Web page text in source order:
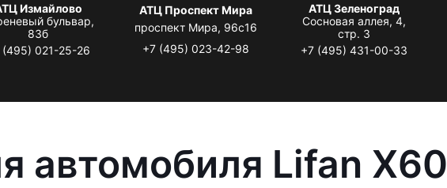
Измайлово
бульвар,
83б
(495) 021-25-26
АТЦ Проспект Мира
проспект Мира, 96с16
+7 (495) 023-42-98
АТЦ Зеленоград
Сосновая аллея, 4,
стр. 3
+7 (495) 431-00-33
автомобиля Lifan X60